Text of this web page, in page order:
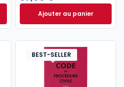
2026. 27e éd. à partir de
Ajouter au panier
Code de
BEST-SELLER